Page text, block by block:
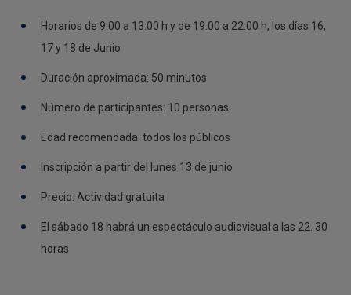
Horarios de 9:00 a 13:00 h y de 19:00 a 22:00 h, los días 16,
17 y 18 de Junio
Duración aproximada: 50 minutos
Número de participantes: 10 personas
Edad recomendada: todos los públicos
Inscripción a partir del lunes 13 de junio
Precio: Actividad gratuita
El sábado 18 habrá un espectáculo audiovisual a las 22. 30
horas